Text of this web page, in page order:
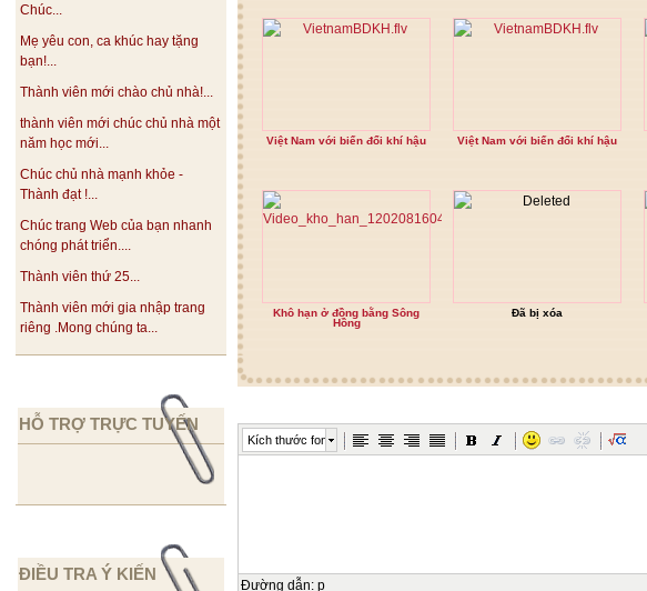
Chúc...
Mẹ yêu con, ca khúc hay tặng
bạn!...
Thành viên mới chào chủ nhà!...
thành viên mới chúc chủ nhà một
năm học mới...
Chúc chủ nhà mạnh khỏe -
Thành đạt !...
Chúc trang Web của bạn nhanh
chóng phát triển....
Thành viên thứ 25...
Thành viên mới gia nhập trang
riêng .Mong chúng ta...
HỖ TRỢ TRỰC TUYẾN
ĐIỀU TRA Ý KIẾN
Việt Nam với biến đổi khí hậu Việt Nam với biến đổi khí hậu
Khô hạn ở đồng bằng Sông
Hồng
Đã bị xóa
Kích thước font
Đường dẫn: p